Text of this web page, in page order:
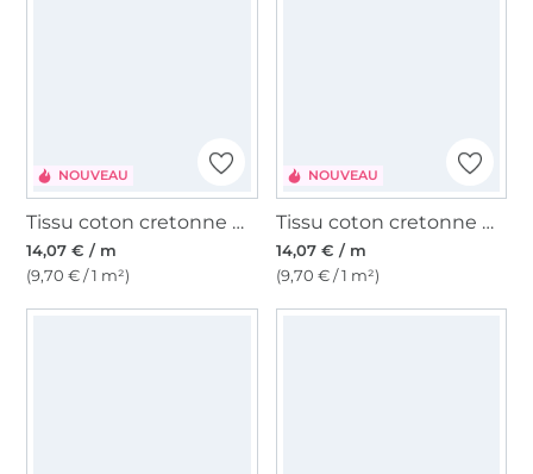
NOUVEAU
Tissu coton cretonne Color Checks, rose/marron clair
14,07 € / m
(9,70 € / 1 m²)
NOUVEAU
Tissu coton cretonne Color Checks, lilas/terracotta
14,07 € / m
(9,70 € / 1 m²)